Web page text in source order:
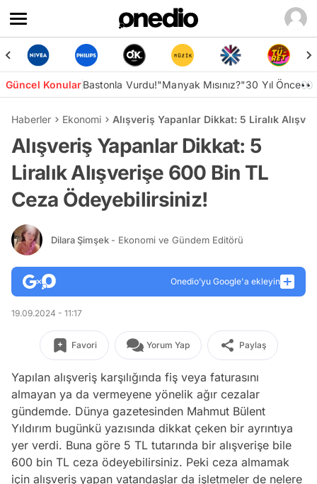
Güncel KonularBastonla Vurdu!"Manyak Mısınız?"30 Yıl Önce👀
Haberler Ekonomi Alışveriş Yapanlar Dikkat: 5 Liralık
Alışveriş Yapanlar Dikkat: 5
Liralık Alışverişe 600 Bin TL
Ceza Ödeyebilirsiniz!
Dilara Şimşek - Ekonomi ve Gündem Editörü
Onedio’yu Google'a ekleyin
19.09.2024 - 11:17
Favori Yorum Yap Paylaş
Yapılan alışveriş karşılığında fiş veya faturasını
almayan ya da vermeyene yönelik ağır cezalar
gündemde. Dünya gazetesinden Mahmut Bülent
Yıldırım bugünkü yazısında dikkat çeken bir ayrıntıya
yer verdi. Buna göre 5 TL tutarında bir alışverişe bile
600 bin TL ceza ödeyebilirsiniz. Peki ceza almamak
için alışveriş yapan vatandaşlar da işletmeler de nelere